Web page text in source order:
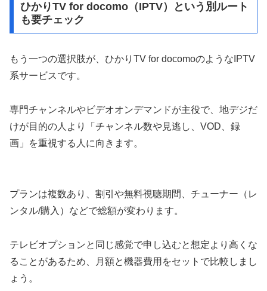
ひかりTV for docomo（IPTV）という別ルート
も要チェック
もう一つの選択肢が、ひかりTV for docomoのようなIPTV
系サービスです。
専門チャンネルやビデオオンデマンドが主役で、地デジだ
けが目的の人より「チャンネル数や見逃し、VOD、録
画」を重視する人に向きます。
プランは複数あり、割引や無料視聴期間、チューナー（レ
ンタル/購入）などで総額が変わります。
テレビオプションと同じ感覚で申し込むと想定より高くな
ることがあるため、月額と機器費用をセットで比較しまし
ょう。